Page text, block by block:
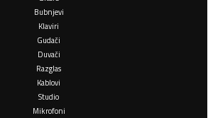
Bubnjevi
Klaviri
Gudači
Duvači
Razglas
Kablovi
Studio
Mikrofoni